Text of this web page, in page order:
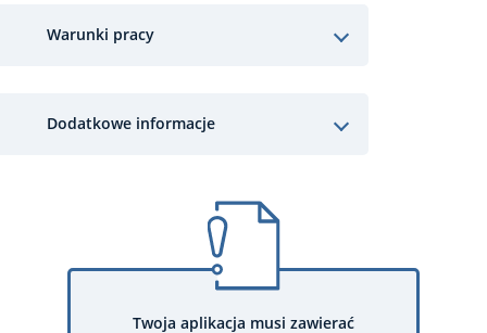
Warunki pracy
Dodatkowe informacje
Twoja aplikacja musi zawierać